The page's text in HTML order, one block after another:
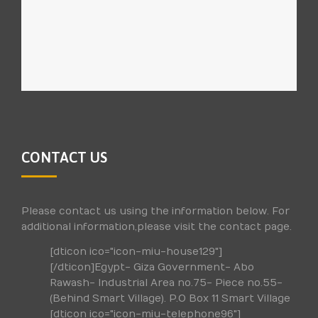
CONTACT US
Please contact us using the information below. For
additional information,please visit the contact page.
[dticon ico="icon-miu-house129"]
[/dticon]Egypt- Giza Government- Abo
Rawash- Industrial Area no.75- Piece no.55-
(Behind Smart Village). P.O Box 11 Smart Village
[dticon ico="icon-miu-telephone96"]